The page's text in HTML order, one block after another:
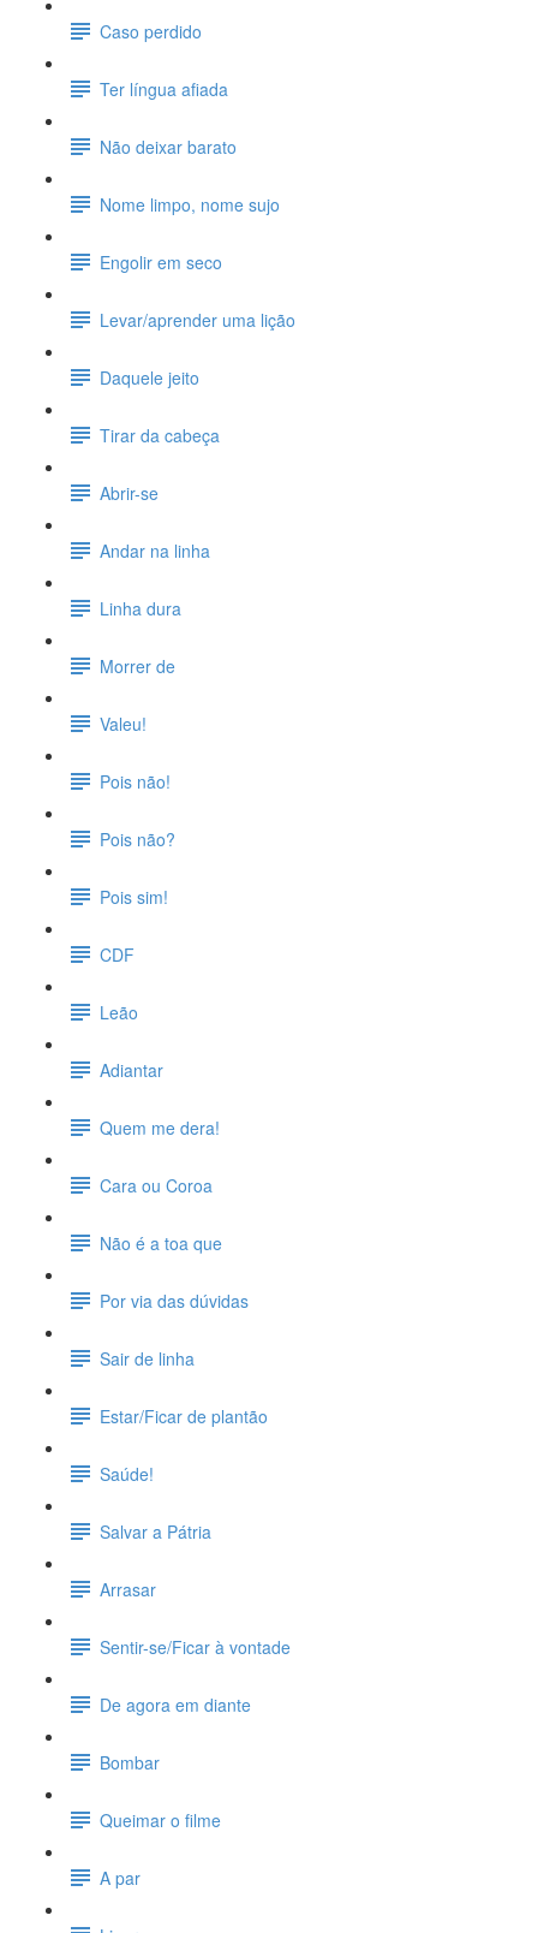
Caso perdido
Ter língua afiada
Não deixar barato
Nome limpo, nome sujo
Engolir em seco
Levar/aprender uma lição
Daquele jeito
Tirar da cabeça
Abrir-se
Andar na linha
Linha dura
Morrer de
Valeu!
Pois não!
Pois não?
Pois sim!
CDF
Leão
Adiantar
Quem me dera!
Cara ou Coroa
Não é a toa que
Por via das dúvidas
Sair de linha
Estar/Ficar de plantão
Saúde!
Salvar a Pátria
Arrasar
Sentir-se/Ficar à vontade
De agora em diante
Bombar
Queimar o filme
A par